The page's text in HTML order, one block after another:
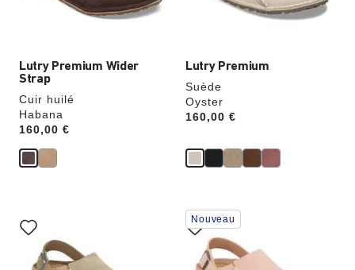
Lutry Premium Wider
Strap
Cuir huilé
Habana
Price:
160,00 €
Lutry Premium
Suède
Oyster
Price:
160,00 €
sur
les
échantillons
Cliquer
sur
les
échantillons
Nouveau